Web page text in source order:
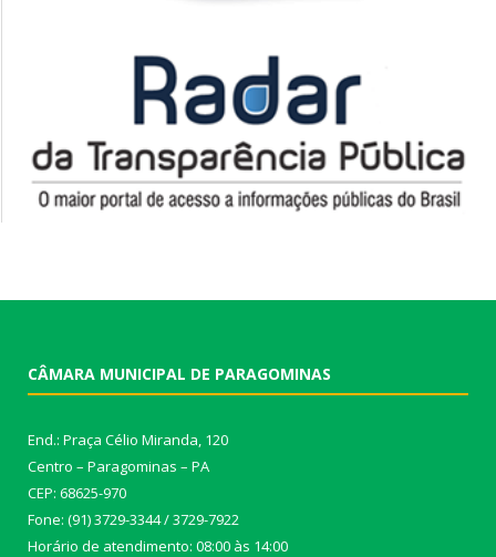
CÂMARA MUNICIPAL DE PARAGOMINAS
End.: Praça Célio Miranda, 120
Centro – Paragominas – PA
CEP: 68625-970
Fone: (91) 3729-3344 / 3729-7922
Horário de atendimento: 08:00 às 14:00